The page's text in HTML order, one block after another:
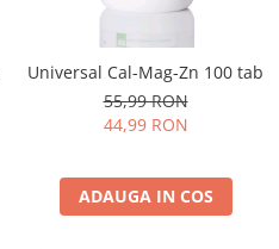
Universal Cal-Mag-Zn 100 tab
55,99 RON
44,99 RON
ADAUGA IN COS